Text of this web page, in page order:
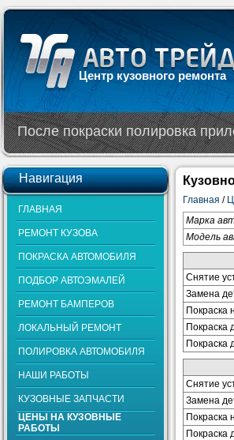
Центр кузовного ремонта
После покраски полировка
Навигация
ГЛАВНАЯ
РЕМОНТ КУЗОВА
ПОКРАСКА АВТОМОБИЛЯ
ПОДБОР АВТОЭМАЛЕЙ
РЕМОНТ БАМПЕРОВ
ЛОКАЛЬНЫЙ РЕМОНТ
ПОЛИРОВКА АВТОМОБИЛЯ
НАШИ РАБОТЫ
КУЗОВНЫЕ ЗАПЧАСТИ
ЦЕНЫ НА КУЗОВНЫЕ
РАБОТЫ
Главная /
Марка
Модель
Снятие
Замена
Покраска
Покраска
Покраска
Снятие
Замена
Покраска
Покраска